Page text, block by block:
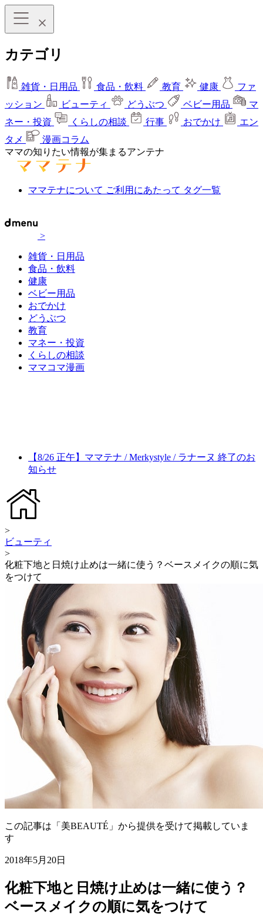
カテゴリ
雑貨・日用品 食品・飲料 教育 健康
ファ
ッション
ビューティ どうぶつ ベビー用品
マ
ネー・投資
くらしの相談 行事 おでかけ
エン
タメ
漫画コラム
ママの知りたい情報が集まるアンテナ
ママテナについて ご利用にあたって タグ一覧
>
雑貨・日用品
食品・飲料
健康
ベビー用品
おでかけ
どうぶつ
教育
マネー・投資
くらしの相談
ママコマ漫画
【8/26 正午】ママテナ / Merkystyle / ラナーヌ 終了のお
知らせ
>
ビューティ
>
化粧下地と日焼け止めは一緒に使う？ベースメイクの順に気
をつけて
この記事は「美BEAUTÉ」から提供を受けて掲載していま
す
2018年5月20日
化粧下地と日焼け止めは一緒に使う？
ベースメイクの順に気をつけて